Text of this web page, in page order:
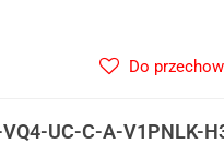
Do
UC-C-A-V1PNLK-